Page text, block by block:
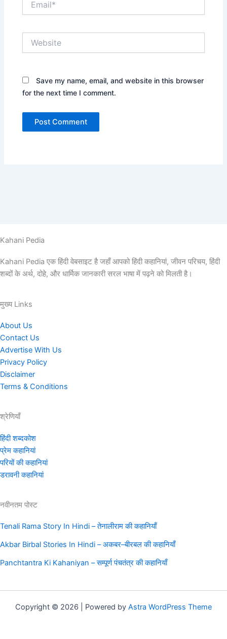
Save my name, email, and website in this browser
for the next time I comment.
Kahani Pedia
Kahani Pedia एक हिंदी वेबसाइट है जहाँ आपको हिंदी कहानियां, जीवन परिचय, हिंदी
शब्दों के अर्थ, दोहे, और धार्मिक जानकारी सरल भाषा में पढ़ने को मिलती है।
मुख्य Links
About Us
Contact Us
Advertise With Us
Privacy Policy
Disclaimer
Terms & Conditions
श्रेणियाँ
हिंदी शब्दकोश
प्रेम कहानियां
परियों की कहानियां
डरावनी कहानियां
नवीनतम पोस्ट
Tenali Rama Story In Hindi – तेनालीराम की कहानियाँ
Akbar Birbal Stories In Hindi – अकबर–बीरबल की कहानियाँ
Panchtantra Ki Kahaniyan – सम्पूर्ण पंचतंत्र की कहानियाँ
Copyright © 2026 | Powered by Astra WordPress Theme